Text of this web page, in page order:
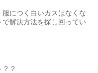
につく白いカスはなくな
解決方法を探し回ってい
？